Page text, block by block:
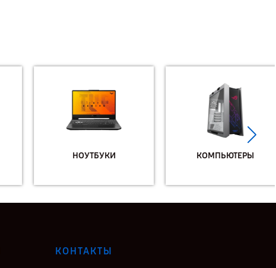
НОУТБУКИ КОМПЬЮТЕРЫ
КОНТАКТЫ